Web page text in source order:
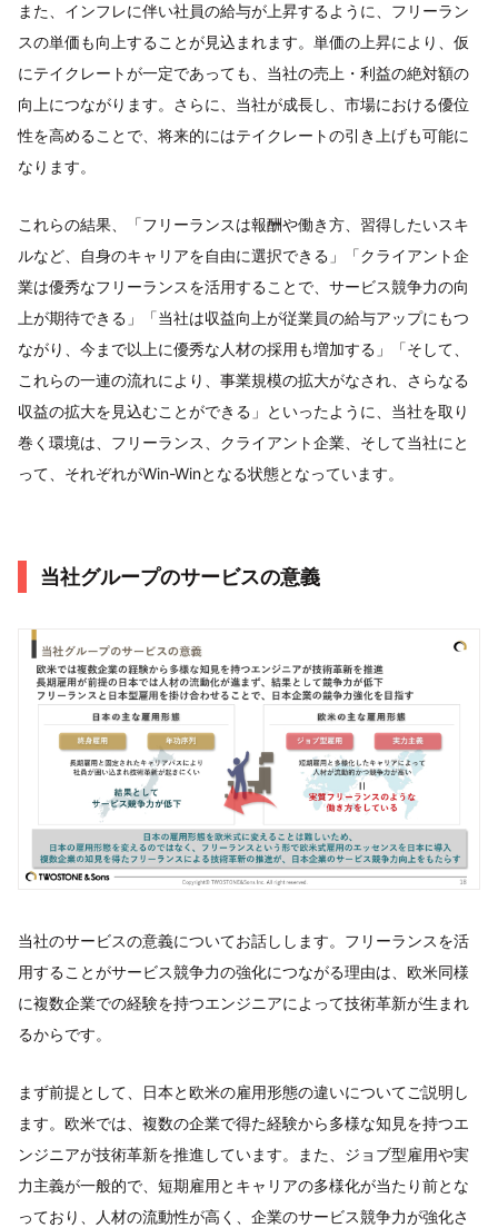
また、インフレに伴い社員の給与が上昇するように、フリーラン
スの単価も向上することが見込まれます。単価の上昇により、仮
にテイクレートが一定であっても、当社の売上・利益の絶対額の
向上につながります。さらに、当社が成長し、市場における優位
性を高めることで、将来的にはテイクレートの引き上げも可能に
なります。
これらの結果、「フリーランスは報酬や働き方、習得したいスキ
ルなど、自身のキャリアを自由に選択できる」「クライアント企
業は優秀なフリーランスを活用することで、サービス競争力の向
上が期待できる」「当社は収益向上が従業員の給与アップにもつ
ながり、今まで以上に優秀な人材の採用も増加する」「そして、
これらの一連の流れにより、事業規模の拡大がなされ、さらなる
収益の拡大を見込むことができる」といったように、当社を取り
巻く環境は、フリーランス、クライアント企業、そして当社にと
って、それぞれがWin-Winとなる状態となっています。
当社グループのサービスの意義
当社のサービスの意義についてお話しします。フリーランスを活
用することがサービス競争力の強化につながる理由は、欧米同様
に複数企業での経験を持つエンジニアによって技術革新が生まれ
るからです。
まず前提として、日本と欧米の雇用形態の違いについてご説明し
ます。欧米では、複数の企業で得た経験から多様な知見を持つエ
ンジニアが技術革新を推進しています。また、ジョブ型雇用や実
力主義が一般的で、短期雇用とキャリアの多様化が当たり前とな
っており、人材の流動性が高く、企業のサービス競争力が強化さ